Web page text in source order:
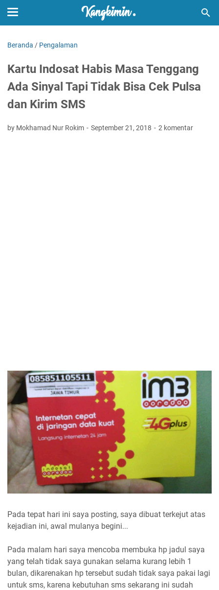
Beranda / Pengalaman
Kartu Indosat Habis Masa Tenggang
Ada Sinyal Tapi Tidak Bisa Cek Pulsa
dan Kirim SMS
by Mokhamad Nur Rokim September 21, 2018 2 komentar
Pada tepat hari ini saya posting, saya dibuat terkejut atas
kejadian ini, awal mulanya begini...
Pada malam hari saya mencoba membuka hp jadul saya
yang telah tidak saya gunakan selama kurang lebih 1
bulan, dikarenakan hp tersebut sudah tidak saya pakai lagi
untuk sms, karena kebutuhan sms sekarang ini sudah